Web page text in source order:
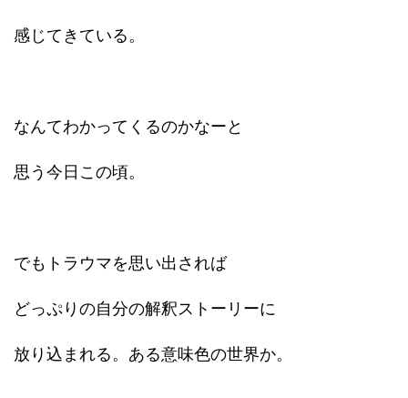
感じてきている。
なんてわかってくるのかなーと
思う今日この頃。
でもトラウマを思い出されば
どっぷりの自分の解釈ストーリーに
放り込まれる。ある意味色の世界か。